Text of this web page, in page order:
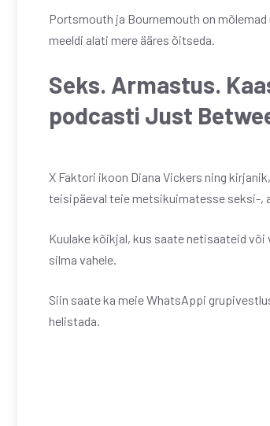
Portsmouth ja Bournemouth on
meeldi alati mere ääres õitseda.
Seks. Armastus.
podcasti Just
X Faktori ikoon Diana Vickers ning
teisipäeval teie metsikuimatesse seksi-,
Kuulake kõikjal, kus saate netisaateid või
silma vahele.
Siin saate ka meie WhatsAppi
helistada.